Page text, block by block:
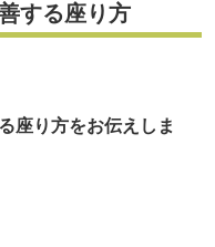
する座り方
座り方をお伝えしま